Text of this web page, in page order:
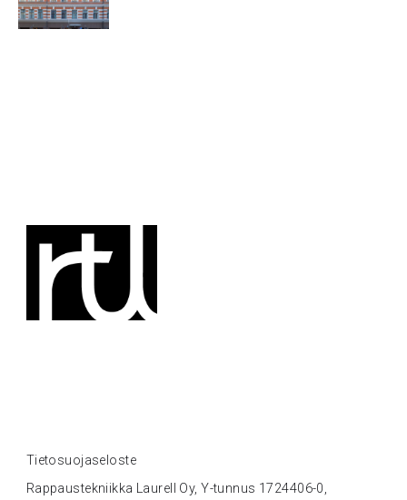
Tietosuojaseloste
Rappaustekniikka Laurell Oy, Y-tunnus 1724406-0,